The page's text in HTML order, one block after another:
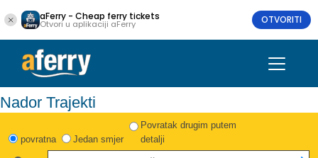
aFerry - Cheap ferry tickets
Otvori u aplikaciji aFerry OTVORITI
Nador Trajekti
povratna Jedan smjer
Povratak drugim putem
detalji